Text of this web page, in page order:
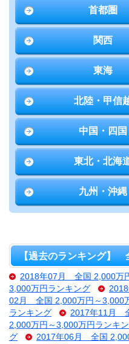
首都圏
関西
東海
北陸・甲信
中国・四国
東北・北海
九州・沖縄
【過去のランキング】
2018年07月 全国 2,000万
3,000万円ランキング
02月 全国 2,000万円～3,000
ランキング
2017年11月
2,000万円～3,000万円ランキ
グ
2017年06月 全国